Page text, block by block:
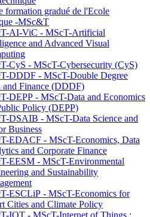
formation gradué de l'Ecole
-MSc&T
AI-ViC - MScT-Artificial
and Advanced Visual
CyS - MScT-Cybersecurity (CyS)
DDDF - MScT-Double Degree
and Finance (DDDF)
DEPP - MScT-Data and Economics
Policy (DEPP)
DSAIB - MScT-Data Science and
Business
EDACF - MScT-Economics, Data
and Corporate Finance
EESM - MScT-Environmental
and Sustainability
ESCLiP - MScT-Economics for
Cities and Climate Policy
IOT - MScT-Internet of Things :